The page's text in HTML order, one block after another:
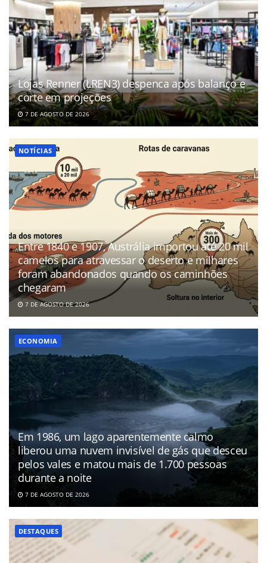
Lojas Renner (LREN3) despenca após balanço e
corte em projeções
7 DE AGOSTO DE 2026
NOTÍCIAS
Entre 1840 e 1907, Austrália importou até 20 mil
camelos para atravessar o deserto e milhares
foram abandonados quando os caminhões
chegaram
7 DE AGOSTO DE 2026
ECONOMIA
Em 1986, um lago aparentemente calmo
liberou uma nuvem invisível de gás que desceu
pelos vales e matou mais de 1.700 pessoas
durante a noite
7 DE AGOSTO DE 2026
DESTAQUES